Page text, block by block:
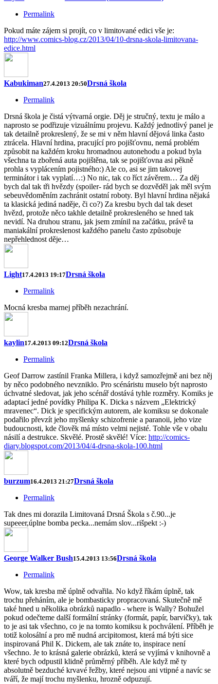
Permalink
Pokud máte zájem si projít, co v limitované edici vše je:
http://www.comics-blog.cz/2013/04/10-drsna-skola-limitovana-
edice.html
Kabukiman27.4.2013 20:50Drsná škola
Permalink
Drsná škola je čistá výtvarná orgie. Děj je stručný, textu je málo a
naprosto se podřizuje vizuálnímu projevu. Každý jednotlivý panel je
tak detailně prokreslený, že se mi v něm hlavní dějová linka často
ztrácela. Hlavní hrdina, pracující pro pojišťovnu, nemá problém
způsobit na každém kroku hromadnou autonehodu a pokud byla
všechna ta zbořená auta pojištěna, tak se pojišťovna asi pěkně
prohla s vyplácením pojistného:) Ale co, asi se jim takovej
terminátor i tak vyplatí…:) No nic, tak co říct závěrem… Za děj
bych dal tak tři hvězdy (spoiler- rád bych se dozvěděl jak měl svým
sebeuvědoměním zachránit ostatní roboty. Byl hlavní hrdina nějaká
ta klasická jediná naděje, či co?) Za kresbu bych dal tak deset
hvězd, protože něco takhle detailně prokresleného se hned tak
nevidí. Na druhou stranu, jak jsem zmínil na začátku, právě ta
maniakální prokreslenost každého panelu často způsobuje
nepřehlednost děje…
Light17.4.2013 19:17Drsná škola
Permalink
Mocná kresba marnej příběh nezachrání.
kaylin17.4.2013 09:12Drsná škola
Permalink
Geof Darrow zastínil Franka Millera, i když samozřejmě ani bez něj
by něco podobného nevzniklo. Pro scénáristu muselo být naprosto
úchvatné sledovat, jak jeho scénář dostává tyhle rozměry. Komiks je
adaptací jedné povídky Philipa K. Dicka s názvem „Elektrický
mravenec“. Dick je specifickým autorem, ale komiksu se dokonale
podařilo převzít jeho myšlenky schizofrenie a paranoii, jeho vize
budoucnosti, kde člověk má místo velmi nejisté. Tohle vše v obalu
násilí a destrukce. Skvělé. Prostě skvělé! Více: http://comics-
diary.blogspot.com/2013/04/4-drsna-skola-100.html
burzum16.4.2013 21:27Drsná škola
Permalink
Tak dnes mi dorazila Limitovaná Drsná Škola s č.90...je
supeeer,úplne bomba pecka...nemám slov...rišpekt :-)
George Walker Bush15.4.2013 13:56Drsná škola
Permalink
Wow, tak kresba mě úplně odvařila. No když říkám úplně, tak
trochu přeháním, ale je bombasticky propracovaná. Skutečně mě
také hned u několika obrázků napadlo - where is Wally? Bohužel
pokud odečteme další formální stránky (formát, papír, barvičky), tak
to je asi tak všechno, co je na tomto komiksu k pochválení. Příběh je
totiž kolosální a pro mě nudná arcipitomost, která má býti sice
inspirovaná Phil K. Dickem, ale tak znáte to, inspirace není
všechno. Je to krásná galerie obrázků, která se vyjímá v knihovně a
které bych odpustil klidně průměrný příběh. Ale když mě ty
absolutně bezduché krvavé řežby, které nejsou ani vtipné a navíc se
tváří, že mají trochu myšlenku, hrozně odpuzují.